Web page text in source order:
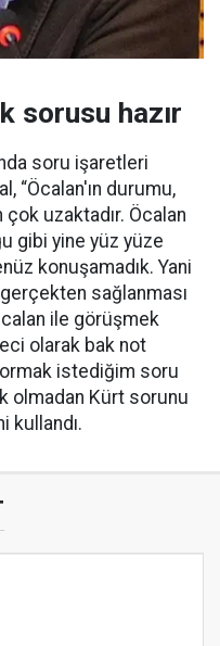
sorusu hazır
soru işaretleri
“Öcalan'ın durumu,
uzaktadır. Öcalan
gibi yine yüz yüze
konuşamadık. Yani
sağlanması
ile görüşmek
olarak bak not
istediğim soru
olmadan Kürt sorunu
kullandı.